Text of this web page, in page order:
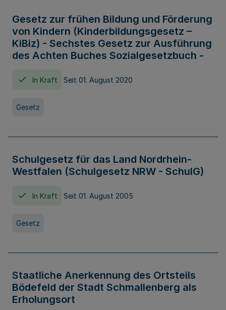
Gesetz zur frühen Bildung und Förderung
von Kindern (Kinderbildungsgesetz –
KiBiz) - Sechstes Gesetz zur Ausführung
des Achten Buches Sozialgesetzbuch -
In Kraft Seit 01. August 2020
Gesetz
Schulgesetz für das Land Nordrhein-
Westfalen (Schulgesetz NRW - SchulG)
In Kraft Seit 01. August 2005
Gesetz
Staatliche Anerkennung des Ortsteils
Bödefeld der Stadt Schmallenberg als
Erholungsort